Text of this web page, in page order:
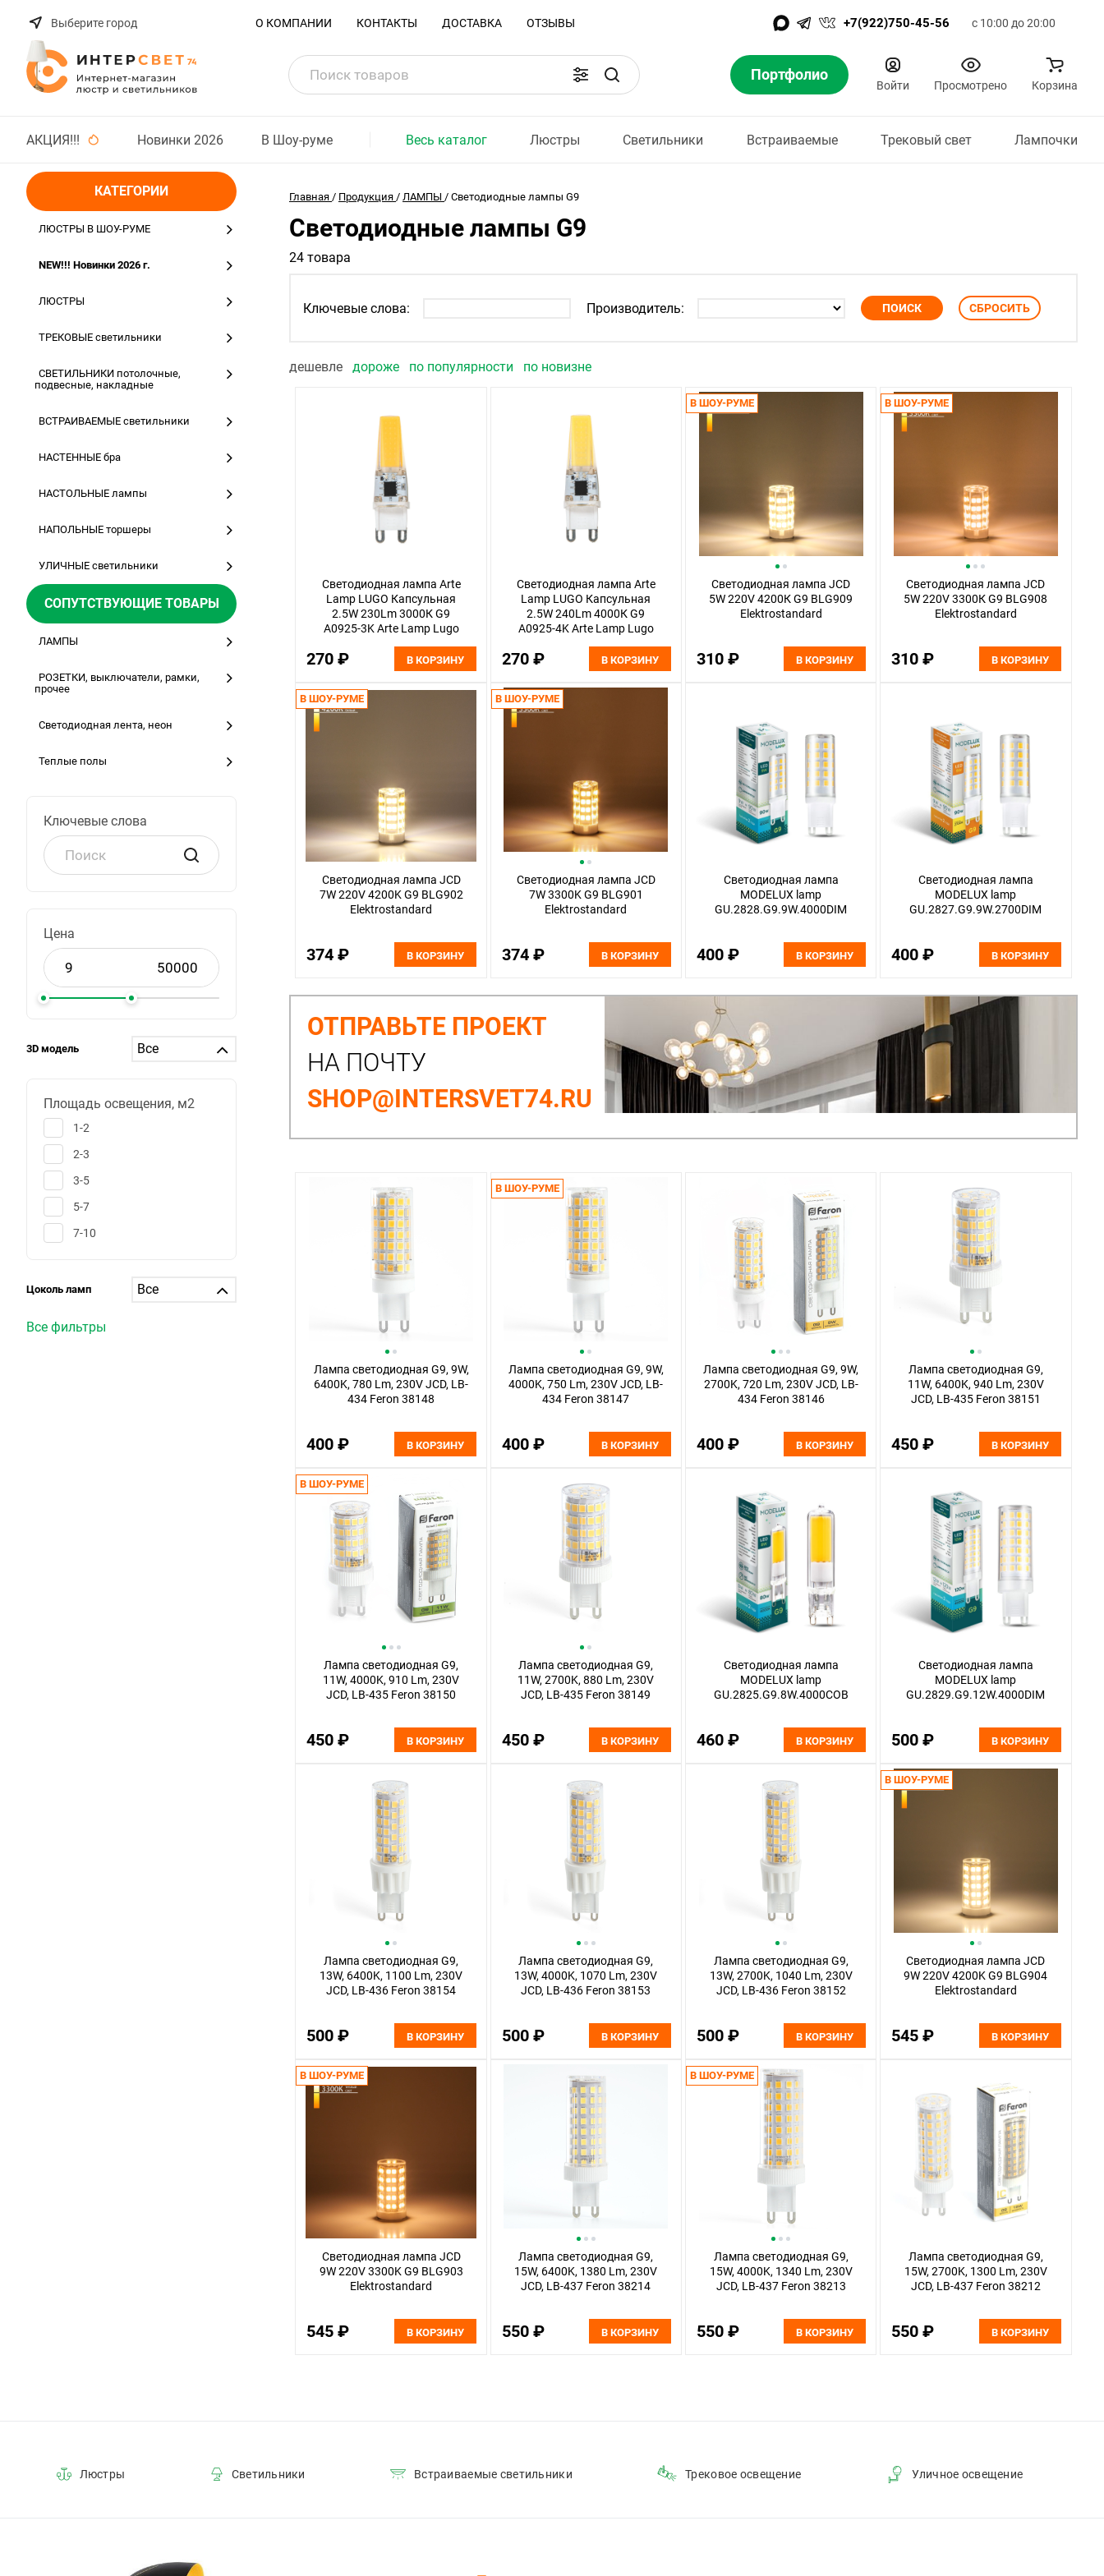
Выберите город О КОМПАНИИ КОНТАКТЫ ДОСТАВКА ОТЗЫВЫ +7(922)750-45-56 с 10:00 до 20:00
Портфолио
Войти Просмотрено Корзина
АКЦИЯ!!! Новинки 2026 В Шоу-руме Весь каталог Люстры Светильники Встраиваемые Трековый свет Лампочки
КАТЕГОРИИ
ЛЮСТРЫ В ШОУ-РУМЕ
NEW!!! Новинки 2026 г.
ЛЮСТРЫ
ТРЕКОВЫЕ светильники
СВЕТИЛЬНИКИ потолочные,
подвесные, накладные
ВСТРАИВАЕМЫЕ светильники
НАСТЕННЫЕ бра
НАСТОЛЬНЫЕ лампы
НАПОЛЬНЫЕ торшеры
УЛИЧНЫЕ светильники
СОПУТСТВУЮЩИЕ ТОВАРЫ
ЛАМПЫ
РОЗЕТКИ, выключатели, рамки,
прочее
Светодиодная лента, неон
Теплые полы
Ключевые слова
Цена
3D модель
Площадь освещения, м2
1-2
2-3
3-5
5-7
7-10
12-15
20-25
50
Цоколь ламп
Все фильтры
Главная / Продукция / ЛАМПЫ / Светодиодные лампы G9
Светодиодные лампы G9
24 товара
Ключевые слова: Производитель:
дешевле дороже по популярности по новизне
Светодиодная лампа Arte
Lamp LUGO Капсульная
2.5W 230Lm 3000К G9
A0925-3K Arte Lamp Lugo
270 ₽ В КОРЗИНУ
Светодиодная лампа Arte
Lamp LUGO Капсульная
2.5W 240Lm 4000К G9
A0925-4K Arte Lamp Lugo
270 ₽ В КОРЗИНУ
В ШОУ-РУМЕ
Светодиодная лампа JCD
5W 220V 4200К G9 BLG909
Elektrostandard
310 ₽ В КОРЗИНУ
В ШОУ-РУМЕ
Светодиодная лампа JCD
5W 220V 3300К G9 BLG908
Elektrostandard
310 ₽ В КОРЗИНУ
В ШОУ-РУМЕ
Светодиодная лампа JCD
7W 220V 4200K G9 BLG902
Elektrostandard
374 ₽ В КОРЗИНУ
В ШОУ-РУМЕ
Светодиодная лампа JCD
7W 3300K G9 BLG901
Elektrostandard
374 ₽ В КОРЗИНУ
Светодиодная лампа
MODELUX lamp
GU.2828.G9.9W.4000DIM
400 ₽ В КОРЗИНУ
Светодиодная лампа
MODELUX lamp
GU.2827.G9.9W.2700DIM
400 ₽ В КОРЗИНУ
ОТПРАВЬТЕ ПРОЕКТ
НА ПОЧТУ
SHOP@INTERSVET74.RU
Лампа светодиодная G9, 9W,
6400K, 780 Lm, 230V JCD, LB-
434 Feron 38148
400 ₽ В КОРЗИНУ
В ШОУ-РУМЕ
Лампа светодиодная G9, 9W,
4000K, 750 Lm, 230V JCD, LB-
434 Feron 38147
400 ₽ В КОРЗИНУ
Лампа светодиодная G9, 9W,
2700K, 720 Lm, 230V JCD, LB-
434 Feron 38146
400 ₽ В КОРЗИНУ
Лампа светодиодная G9,
11W, 6400K, 940 Lm, 230V
JCD, LB-435 Feron 38151
450 ₽ В КОРЗИНУ
В ШОУ-РУМЕ
Лампа светодиодная G9,
11W, 4000K, 910 Lm, 230V
JCD, LB-435 Feron 38150
450 ₽ В КОРЗИНУ
Лампа светодиодная G9,
11W, 2700K, 880 Lm, 230V
JCD, LB-435 Feron 38149
450 ₽ В КОРЗИНУ
Светодиодная лампа
MODELUX lamp
GU.2825.G9.8W.4000COB
460 ₽ В КОРЗИНУ
Светодиодная лампа
MODELUX lamp
GU.2829.G9.12W.4000DIM
500 ₽ В КОРЗИНУ
Лампа светодиодная G9,
13W, 6400K, 1100 Lm, 230V
JCD, LB-436 Feron 38154
500 ₽ В КОРЗИНУ
Лампа светодиодная G9,
13W, 4000K, 1070 Lm, 230V
JCD, LB-436 Feron 38153
500 ₽ В КОРЗИНУ
Лампа светодиодная G9,
13W, 2700K, 1040 Lm, 230V
JCD, LB-436 Feron 38152
500 ₽ В КОРЗИНУ
В ШОУ-РУМЕ
Светодиодная лампа JCD
9W 220V 4200K G9 BLG904
Elektrostandard
545 ₽ В КОРЗИНУ
В ШОУ-РУМЕ
Светодиодная лампа JCD
9W 220V 3300K G9 BLG903
Elektrostandard
545 ₽ В КОРЗИНУ
Лампа светодиодная G9,
15W, 6400K, 1380 Lm, 230V
JCD, LB-437 Feron 38214
550 ₽ В КОРЗИНУ
В ШОУ-РУМЕ
Лампа светодиодная G9,
15W, 4000K, 1340 Lm, 230V
JCD, LB-437 Feron 38213
550 ₽ В КОРЗИНУ
Лампа светодиодная G9,
15W, 2700K, 1300 Lm, 230V
JCD, LB-437 Feron 38212
550 ₽ В КОРЗИНУ
Люстры Светильники Встраиваемые светильники Трековое освещение Уличное освещение